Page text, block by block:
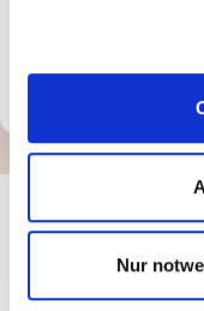
Nur
Das könnte